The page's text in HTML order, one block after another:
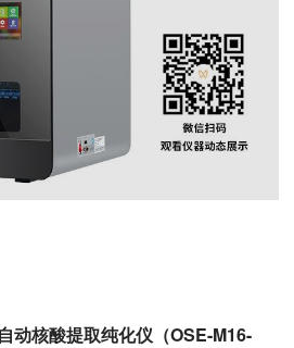
动核酸提取纯化仪（OSE-M16-